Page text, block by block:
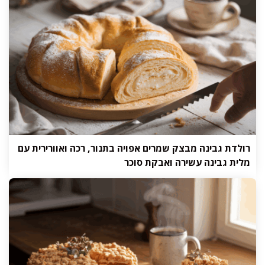
רולדת גבינה מבצק שמרים אפויה בתנור, רכה ואוורירית עם
מלית גבינה עשירה ואבקת סוכר